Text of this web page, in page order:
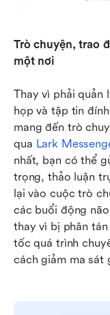
Trò chuyện, trao
một nơi
Thay vì phải quản
họp và tập tin
mang đến trò
qua Lark
nhất, bạn có thể
trọng, thảo luận
lại vào cuộc trò
các buổi động
thay vì bị phân
tốc quá trình
cách giảm ma sát